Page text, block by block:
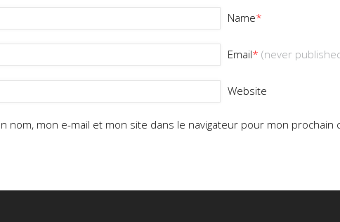
Name*
Email*(never
Website
nom, mon e-mail et mon site dans le navigateur pour mon prochain